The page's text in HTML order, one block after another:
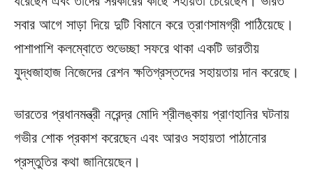
সবার আগে সাড়া দিয়ে দুটি বিমানে করে ত্রাণসামগ্রী পাঠিয়েছে।
পাশাপাশি কলম্বোতে শুভেচ্ছা সফরে থাকা একটি ভারতীয়
যুদ্ধজাহাজ নিজেদের রেশন ক্ষতিগ্রস্তদের সহায়তায় দান করেছে।
ভারতের প্রধানমন্ত্রী নরেন্দ্র মোদি শ্রীলঙ্কায় প্রাণহানির ঘটনায়
গভীর শোক প্রকাশ করেছেন এবং আরও সহায়তা পাঠানোর
প্রস্তুতির কথা জানিয়েছেন।